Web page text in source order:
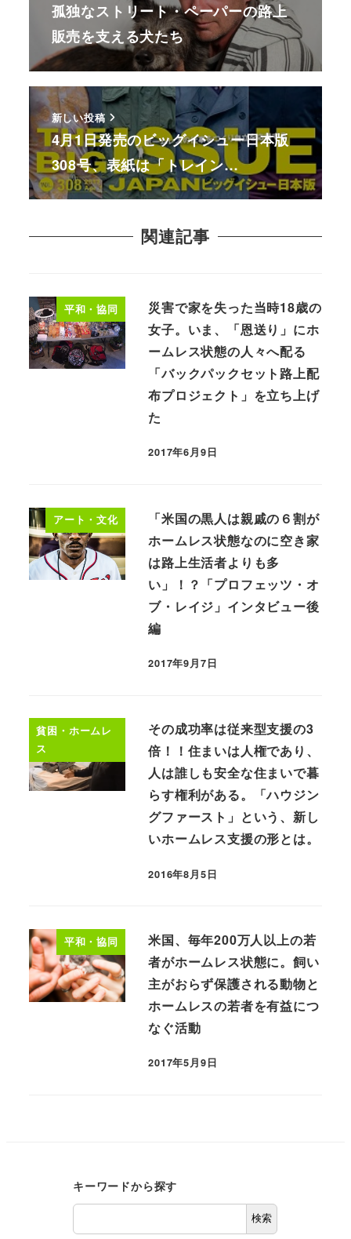
孤独なストリート・ペーパーの路上
販売を支える犬たち
新しい投稿
4月1日発売のビッグイシュー日本版
308号、表紙は「トレイン…
関連記事
平和・協同
災害で家を失った当時18歳の
女子。いま、「恩送り」にホ
ームレス状態の人々へ配る
「バックパックセット路上配
布プロジェクト」を立ち上げ
た
2017年6月9日
アート・文化
「米国の黒人は親戚の６割が
ホームレス状態なのに空き家
は路上生活者よりも多
い」！？「プロフェッツ・オ
ブ・レイジ」インタビュー後
編
2017年9月7日
貧困・ホームレ
ス
その成功率は従来型支援の3
倍！！住まいは人権であり、
人は誰しも安全な住まいで暮
らす権利がある。「ハウジン
グファースト」という、新し
いホームレス支援の形とは。
2016年8月5日
平和・協同
米国、毎年200万人以上の若
者がホームレス状態に。飼い
主がおらず保護される動物と
ホームレスの若者を有益につ
なぐ活動
2017年5月9日
キーワードから探す
検索